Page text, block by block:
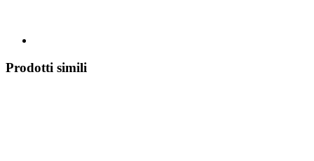
Prodotti simili